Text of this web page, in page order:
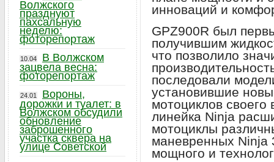
инноваций и
GPZ900R был
получившим
что позволило
последовали
установившие
мотоциклов
линейка Ninja
мотоциклы
маневренных Ninja
мощного и
Волжского
празднуют
пахсальную
неделю:
фоторепортаж
10.04
В Волжском
зацвела весна:
фоторепортаж
24.01
Вороны,
дорожки и туалет: в
Волжском обсудили
обновление
заброшенного
участка сквера на
улице Советской